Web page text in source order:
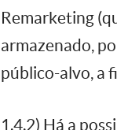
Remarketing
armazenado,
público-alvo, a
1.4.2) Há a